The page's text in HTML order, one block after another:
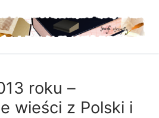
roku –
wieści z Polski i